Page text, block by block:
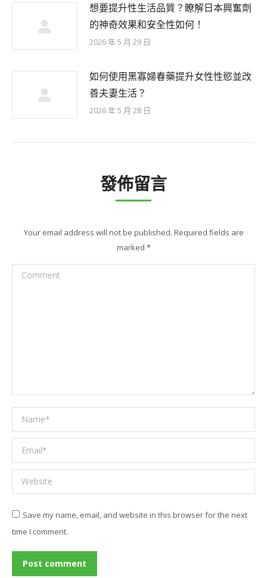
想要提升性生活品質？瞭解日本興奮劑
的神奇效果和安全性如何！
2026 年 5 月 29 日
如何使用黑寡婦春藥提升女性性慾並改
善夫妻生活？
2026 年 5 月 28 日
發佈留言
Your email address will not be published. Required fields are
marked *
Comment
Name *
Email *
Website
Save my name, email, and website in this browser for the next
time I comment.
Post comment